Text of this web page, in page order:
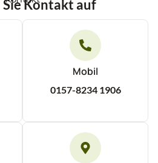
Sie Kontakt auf
Mobil
0157-8234 1906